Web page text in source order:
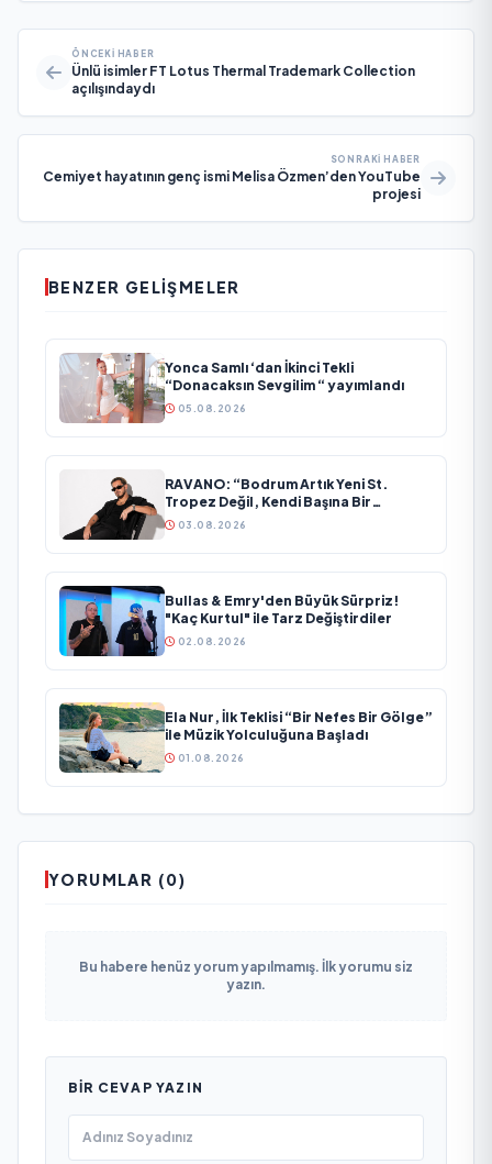
ÖNCEKI HABER
Ünlü isimler FT Lotus Thermal Trademark Collection
açılışındaydı
SONRAKI HABER
Cemiyet hayatının genç ismi Melisa Özmen’den YouTube
projesi
BENZER GELIŞMELER
Yonca Samlı ‘dan İkinci Tekli
“Donacaksın Sevgilim “ yayımlandı
05.08.2026
RAVANO: “Bodrum Artık Yeni St.
Tropez Değil, Kendi Başına Bir
Referans”
03.08.2026
Bullas & Emry'den Büyük Sürpriz!
"Kaç Kurtul" ile Tarz Değiştirdiler
02.08.2026
Ela Nur, İlk Teklisi “Bir Nefes Bir Gölge”
ile Müzik Yolculuğuna Başladı
01.08.2026
YORUMLAR (0)
Bu habere henüz yorum yapılmamış. İlk yorumu siz
yazın.
BIR CEVAP YAZIN